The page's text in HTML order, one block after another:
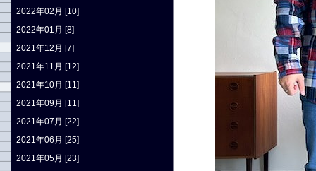
2022年02月 [10]
2022年01月 [8]
2021年12月 [7]
2021年11月 [12]
2021年10月 [11]
2021年09月 [11]
2021年07月 [22]
2021年06月 [25]
2021年05月 [23]